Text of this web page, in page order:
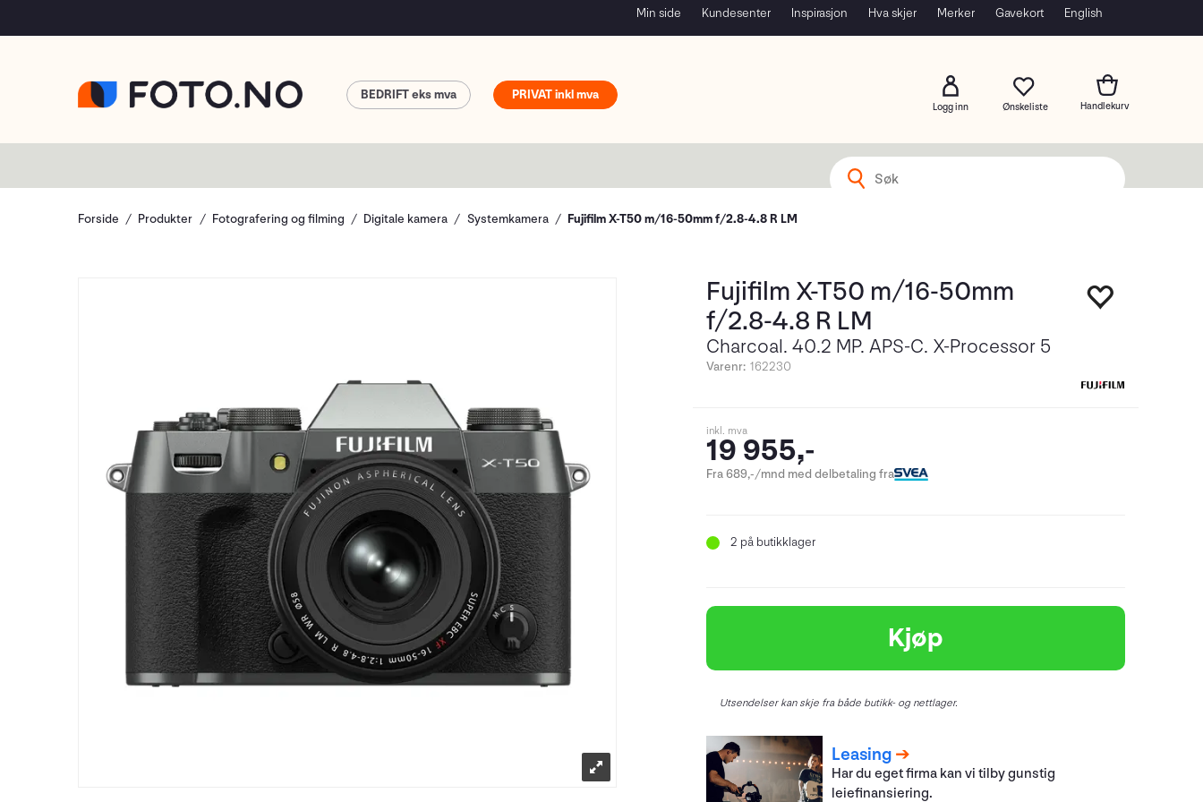
Min side Kundesenter Inspirasjon Hva skjer Merker Gavekort English
Logg inn
PRIVAT
BEDRIFT
Forside Produkter Fotografering og filming Digitale kamera Systemkamera Fujifilm X-T50 m/16-50mm f/2.8-4.8 R LM
Fujifilm X-T50 m/16-50mm
f/2.8-4.8 R LM
Charcoal. 40.2 MP. APS-C. X-Processor 5
Varenr: 162230
inkl. mva
19 955,-
Fra 689,-/mnd med delbetaling fra
2 på butikklager
Kjøp
Utsendelser kan skje fra både butikk- og nettlager.
Leasing
Har du eget firma kan vi tilby gunstig
leiefinansiering.